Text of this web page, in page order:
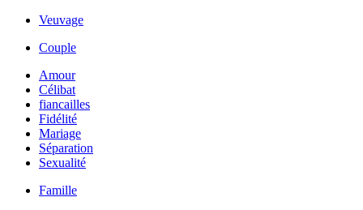
Veuvage
Couple
Amour
Célibat
fiancailles
Fidélité
Mariage
Séparation
Sexualité
Famille